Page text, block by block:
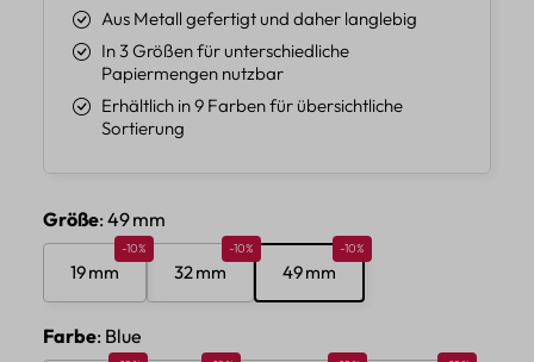
Aus Metall gefertigt und daher langlebig
In 3 Größen für unterschiedliche
Papiermengen nutzbar
Erhältlich in 9 Farben für übersichtliche
Sortierung
Größeauswählen
: 49 mm
19 mm
Rabatt 10%
-10%
32 mm
Rabatt 10%
-10%
49 mm
Rabatt 10%
-10%
Farbeauswählen
: Blue